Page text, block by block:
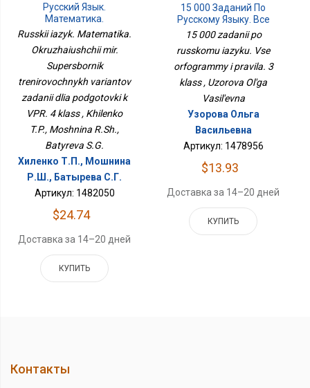
Русский Язык.
Математика.
Окружающий Мир.
Суперсборник
Тренировочных
Вариантов Заданий Для
Подготовки К ВПР. 4
Класс
Russkii iazyk. Matematika.
Okruzhaiushchii mir.
Supersbornik
trenirovochnykh variantov
zadanii dlia podgotovki k
VPR. 4 klass , Khilenko
T.P., Moshnina R.Sh.,
Batyreva S.G.
Хиленко Т.П., Мошнина
Р.Ш., Батырева С.Г.
Артикул: 1482050
$24.74
Доставка за 14–20 дней
КУПИТЬ
15 000 Заданий По
Русскому Языку. Все
Орфограммы И Правила.
3 Класс
15 000 zadanii po
russkomu iazyku. Vse
orfogrammy i pravila. 3
klass , Uzorova Ol'ga
Vasil'evna
Узорова Ольга
Васильевна
Артикул: 1478956
$13.93
Доставка за 14–20 дней
КУПИТЬ
Контакты